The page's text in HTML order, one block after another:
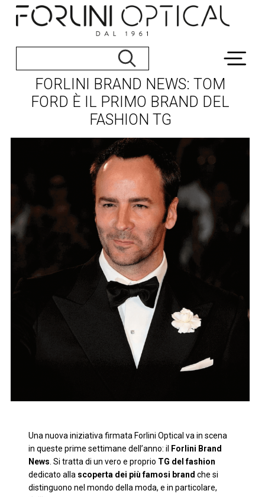
FORLINI BRAND NEWS: TOM
FORD È IL PRIMO BRAND DEL
FASHION TG
Una nuova iniziativa firmata Forlini Optical va in scena
in queste prime settimane dell’anno: il
Forlini Brand
News . Si tratta di un vero e proprio TG del fashion
dedicato alla scoperta dei più famosi brand che si
distinguono nel mondo della moda, e in particolare,